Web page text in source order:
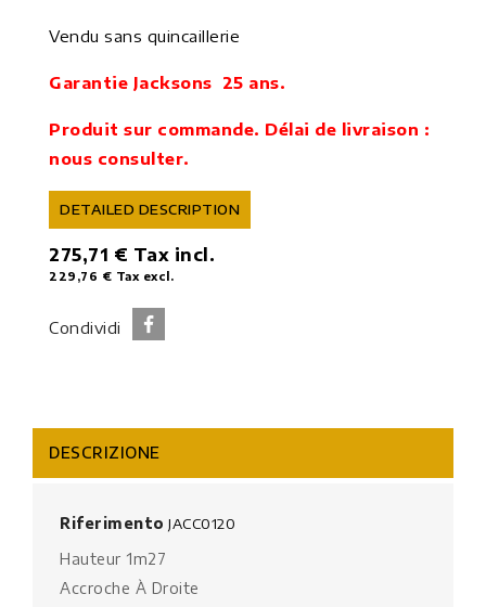
Vendu sans quincaillerie
Garantie Jacksons 25 ans.
Produit sur commande. Délai de livraison :
nous consulter.
DETAILED DESCRIPTION
275,71 € Tax incl.
229,76 € Tax excl.
Condividi
DESCRIZIONE
Riferimento JACC0120
Hauteur 1m27
Accroche À Droite